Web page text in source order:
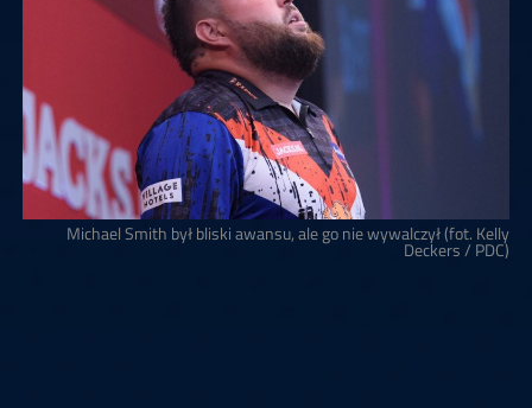
Michael Smith był bliski awansu, ale go nie wywalczył (fot. Kelly
Deckers / PDC)